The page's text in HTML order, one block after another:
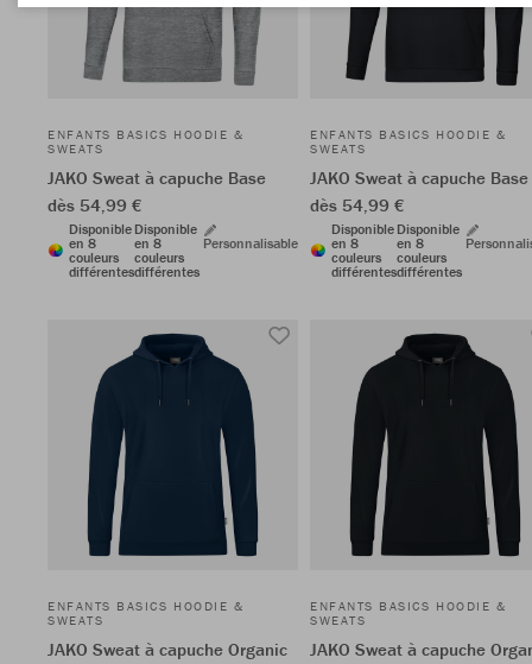
ENFANTS BASICS HOODIE &
SWEATS
JAKO Sweat à capuche Base
dès 54,99 €
Disponible
en 8
couleurs
différentes
Disponible
en 8
couleurs
différentes
Personnalisable
ENFANTS BASICS HOODIE &
SWEATS
JAKO Sweat à capuche Base
dès 54,99 €
Disponible
en 8
couleurs
différentes
Disponible
en 8
couleurs
différentes
ENFANTS BASICS HOODIE &
SWEATS
JAKO Sweat à capuche Organic
ENFANTS BASICS HOODIE &
SWEATS
JAKO Sweat à capuche